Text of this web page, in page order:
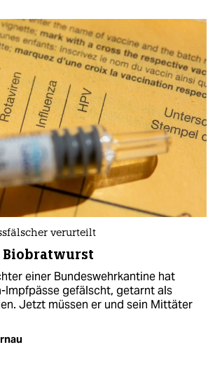
verurteilt
Biobratwurst
einer Bundeswehrkantine hat
Impfpässe gefälscht, getarnt als
Jetzt müssen er und sein Mittäter